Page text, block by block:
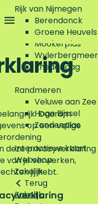
u
Rijk van Nijmegen
Berendonck
Groene Heuvels
Mookerplas
Wylerbergmeer
Rhederlaag
Randmeren
Veluwe aan Zee
Hoge Bijssel
Zandenplas
Interactieve kaart
Webshop
Zakelijk
Terug
Zakelijk
Daarom
op een veilige
deze privacyverklaring
van je verwerken,
jij hebt.